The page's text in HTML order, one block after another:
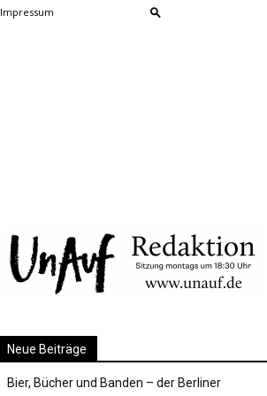
Impressum
Neue Beiträge
Bier, Bücher und Banden – der Berliner